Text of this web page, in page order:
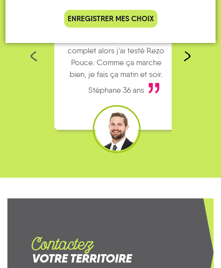
Je vais bosser en train, mais le
complet alors j’ai testé Rezo
Pouce. Comme ça marche
bien, je fais ça matin et soir.
Stéphane 36 ans
Contactez
VOTRE TERRITOIRE
ENREGISTRER MES CHOIX